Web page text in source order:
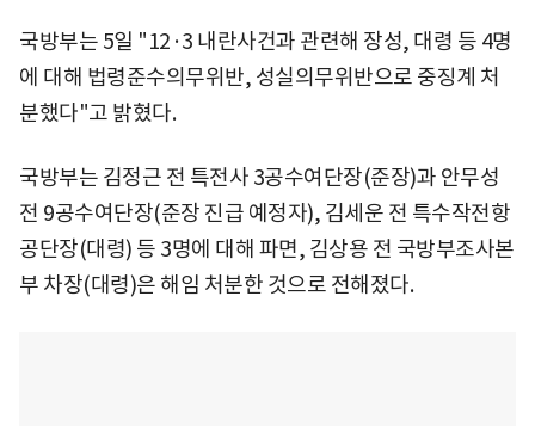
국방부는 5일 "12·3 내란사건과 관련해 장성, 대령 등 4명
에 대해 법령준수의무위반, 성실의무위반으로 중징계 처
분했다"고 밝혔다.
국방부는 김정근 전 특전사 3공수여단장(준장)과 안무성
전 9공수여단장(준장 진급 예정자), 김세운 전 특수작전항
공단장(대령) 등 3명에 대해 파면, 김상용 전 국방부조사본
부 차장(대령)은 해임 처분한 것으로 전해졌다.